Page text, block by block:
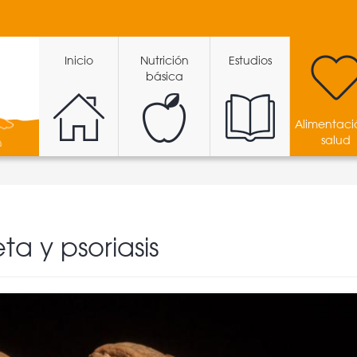
Inicio
Nutrición
básica
Estudios
salud
y psoriasis